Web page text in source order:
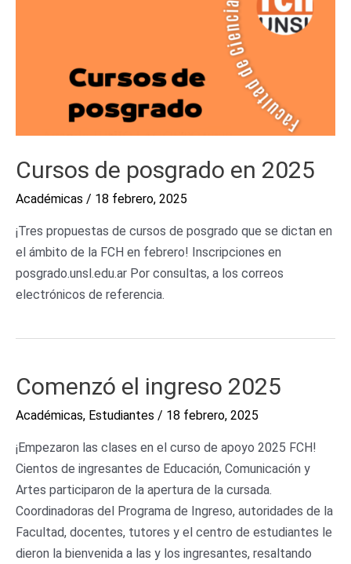
Cursos de posgrado en 2025
Académicas / 18 febrero, 2025
¡Tres propuestas de cursos de posgrado que se dictan en
el ámbito de la FCH en febrero! Inscripciones en
posgrado.unsl.edu.ar Por consultas, a los correos
electrónicos de referencia.
Comenzó el ingreso 2025
Académicas, Estudiantes / 18 febrero, 2025
¡Empezaron las clases en el curso de apoyo 2025 FCH!
Cientos de ingresantes de Educación, Comunicación y
Artes participaron de la apertura de la cursada.
Coordinadoras del Programa de Ingreso, autoridades de la
Facultad, docentes, tutores y el centro de estudiantes le
dieron la bienvenida a las y los ingresantes, resaltando
Comenzó
ingreso
2025